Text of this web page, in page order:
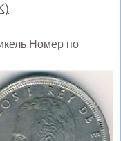
Номер по